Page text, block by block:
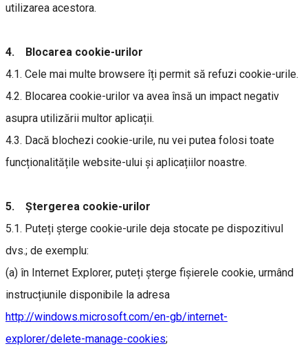
utilizarea acestora.
4. Blocarea cookie-urilor
4.1. Cele mai multe browsere îți permit să refuzi cookie-urile.
4.2. Blocarea cookie-urilor va avea însă un impact negativ
asupra utilizării multor aplicații.
4.3. Dacă blochezi cookie-urile, nu vei putea folosi toate
funcționalitățile website-ului și aplicațiilor noastre.
5. Ștergerea cookie-urilor
5.1. Puteți șterge cookie-urile deja stocate pe dispozitivul
dvs.; de exemplu:
(a) în Internet Explorer, puteți șterge fișierele cookie, urmând
instrucțiunile disponibile la adresa
http://windows.microsoft.com/en-gb/internet-
explorer/delete-manage-cookies;